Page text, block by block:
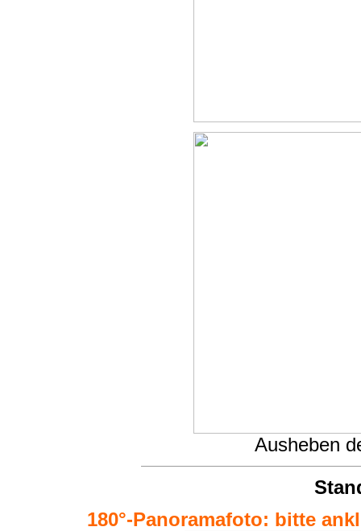
Ausheben
180°-Panoramafoto: bitte